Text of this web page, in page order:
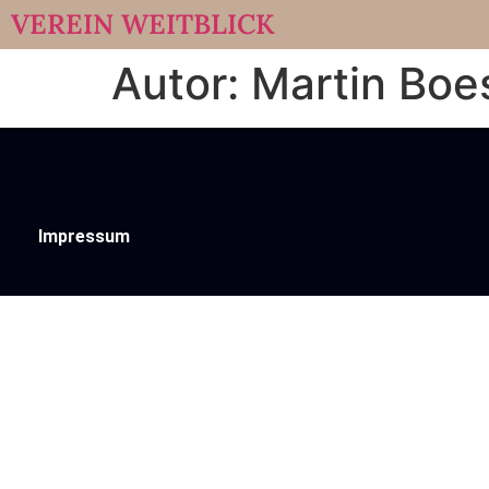
VEREIN WEITBLICK
Autor: Martin
Impressum